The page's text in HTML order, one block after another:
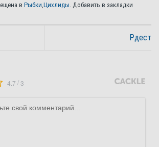
в Рыбки Цихлиды . Добавить в закладки
Рдест
4.7 /3